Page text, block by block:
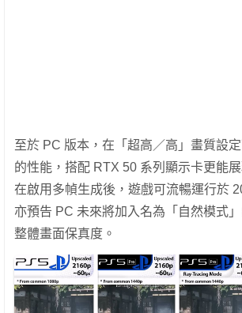
至於 PC 版本，在「超高／高」畫質設
的性能，搭配 RTX 50 系列顯示卡更能
在啟用多幀生成後，遊戲可流暢運行於
亦預告 PC 未來將加入名為「自然模式
整體畫面保真度。